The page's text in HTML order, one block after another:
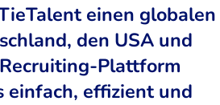
einen globalen
den USA und
Plattform
einfach, effizient und